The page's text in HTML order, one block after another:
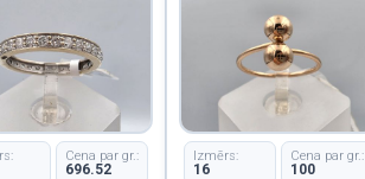
Cena par gr.:
696.52
Izmērs:
16
Cena par gr.:
100